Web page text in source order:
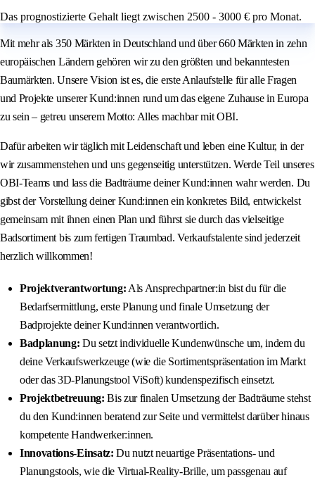
Das prognostizierte Gehalt liegt zwischen 2500 - 3000 € pro Monat.
Mit mehr als 350 Märkten in Deutschland und über 660 Märkten in zehn
europäischen Ländern gehören wir zu den größten und bekanntesten
Baumärkten. Unsere Vision ist es, die erste Anlaufstelle für alle Fragen
und Projekte unserer Kund:innen rund um das eigene Zuhause in Europa
zu sein – getreu unserem Motto: Alles machbar mit OBI.
Dafür arbeiten wir täglich mit Leidenschaft und leben eine Kultur, in der
wir zusammenstehen und uns gegenseitig unterstützen. Werde Teil unseres
OBI-Teams und lass die Badträume deiner Kund:innen wahr werden. Du
gibst der Vorstellung deiner Kund:innen ein konkretes Bild, entwickelst
gemeinsam mit ihnen einen Plan und führst sie durch das vielseitige
Badsortiment bis zum fertigen Traumbad. Verkaufstalente sind jederzeit
herzlich willkommen!
Projektverantwortung: Als Ansprechpartner:in bist du für die
Bedarfsermittlung, erste Planung und finale Umsetzung der
Badprojekte deiner Kund:innen verantwortlich.
Badplanung: Du setzt individuelle Kundenwünsche um, indem du
deine Verkaufswerkzeuge (wie die Sortimentspräsentation im Markt
oder das 3D-Planungstool ViSoft) kundenspezifisch einsetzt.
Projektbetreuung: Bis zur finalen Umsetzung der Badträume stehst
du den Kund:innen beratend zur Seite und vermittelst darüber hinaus
kompetente Handwerker:innen.
Innovations-Einsatz: Du nutzt neuartige Präsentations- und
Planungstools, wie die Virtual-Reality-Brille, um passgenau auf